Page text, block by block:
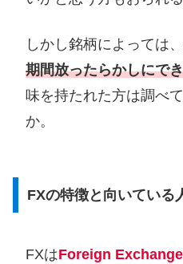
しかし銘柄によっては
期間放ったらかしにで
味を持たれた方は調べ
か。
FXの特徴と向いている
FXはForeign Exchange